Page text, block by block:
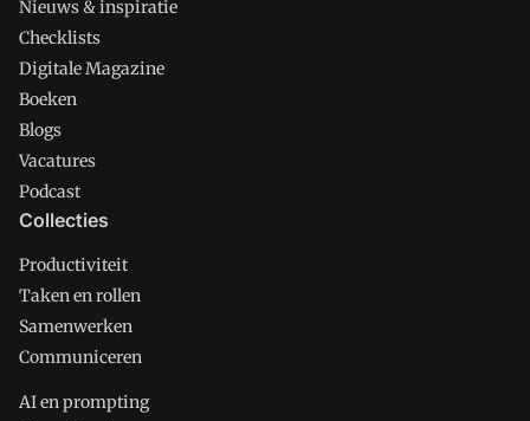
Nieuws & inspiratie
Checklists
Digitale Magazine
Boeken
Blogs
Vacatures
Podcast
Collecties
Productiviteit
Taken en rollen
Samenwerken
Communiceren
AI en prompting